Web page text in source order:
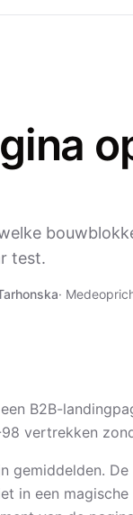
test.
·
B2B-
vertrekken
gemiddelden.
in een